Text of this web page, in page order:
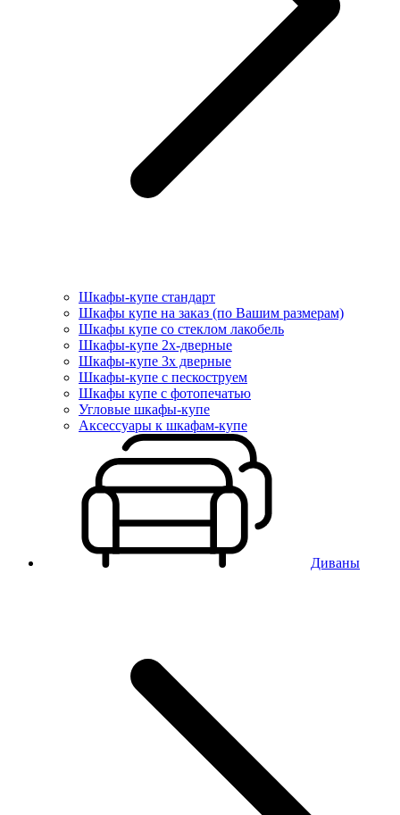
Шкафы-купе стандарт
Шкафы купе на заказ (по Вашим размерам)
Шкафы купе со стеклом лакобель
Шкафы-купе 2х-дверные
Шкафы-купе 3х дверные
Шкафы-купе с пескоструем
Шкафы купе с фотопечатью
Угловые шкафы-купе
Аксессуары к шкафам-купе
Диваны